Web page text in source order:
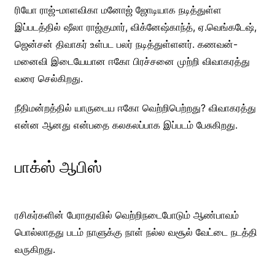
ரியோ ராஜ்-மாளவிகா மனோஜ் ஜோடியாக நடித்துள்ள
இப்படத்தில் ஷீலா ராஜ்குமார், விக்னேஷ்காந்த், ஏ.வெங்கடேஷ்,
ஜென்சன் திவாகர் உள்பட பலர் நடித்துள்ளனர். கணவன்-
மனைவி இடையேயான ஈகோ பிரச்சனை முற்றி விவாகரத்து
வரை செல்கிறது.
நீதிமன்றத்தில் யாருடைய ஈகோ வெற்றிபெற்றது? விவாகரத்து
என்ன ஆனது என்பதை கலகலப்பாக இப்படம் பேசுகிறது.
பாக்ஸ் ஆபிஸ்
ரசிகர்களின் பேராதரவில் வெற்றிநடைபோடும் ஆண்பாவம்
பொல்லாதது படம் நாளுக்கு நாள் நல்ல வசூல் வேட்டை நடத்தி
வருகிறது.